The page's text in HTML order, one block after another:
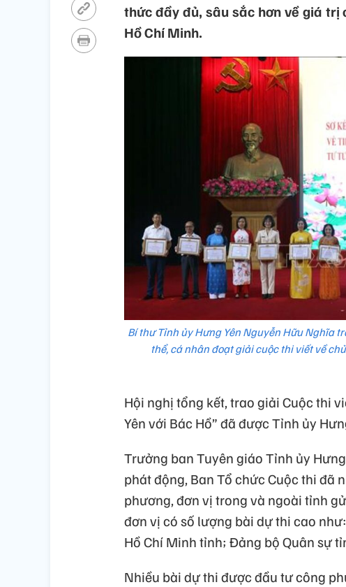
thức đầy đủ, sâu sắc hơn về giá
Hồ Chí Minh.
Bí thư Tỉnh ủy Hưng Yên Nguyễn Hữu Nghĩa
thể, cá nhân đoạt giải cuộc thi viết về
Hội nghị tổng kết, trao giải Cuộc thi
Yên với Bác Hồ” đã được Tỉnh ủy
Trưởng ban Tuyên giáo Tỉnh ủy
phát động, Ban Tổ chức Cuộc thi đã
phương, đơn vị trong và ngoài tỉnh
đơn vị có số lượng bài dự thi cao
Hồ Chí Minh tỉnh; Đảng bộ Quân sự
Nhiều bài dự thi được đầu tư công